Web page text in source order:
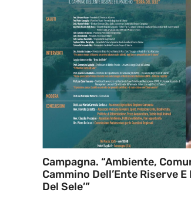
Campagna. “Ambiente,
Cammino Dell’Ente Riserve E
Del Sele’”